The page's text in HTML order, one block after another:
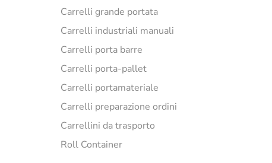
Carrelli grande portata
Carrelli industriali manuali
Carrelli porta barre
Carrelli porta-pallet
Carrelli portamateriale
Carrelli preparazione ordini
Carrellini da trasporto
Roll Container